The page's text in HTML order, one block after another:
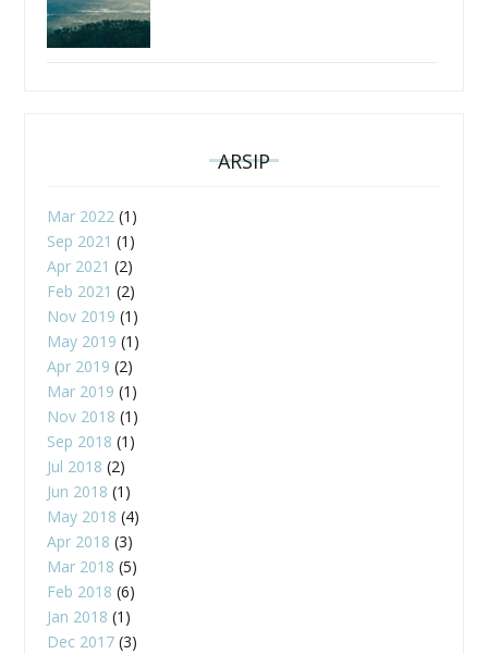
ARSIP
Mar 2022 (1)
Sep 2021 (1)
Apr 2021 (2)
Feb 2021 (2)
Nov 2019 (1)
May 2019 (1)
Apr 2019 (2)
Mar 2019 (1)
Nov 2018 (1)
Sep 2018 (1)
Jul 2018 (2)
Jun 2018 (1)
May 2018 (4)
Apr 2018 (3)
Mar 2018 (5)
Feb 2018 (6)
Jan 2018 (1)
Dec 2017 (3)